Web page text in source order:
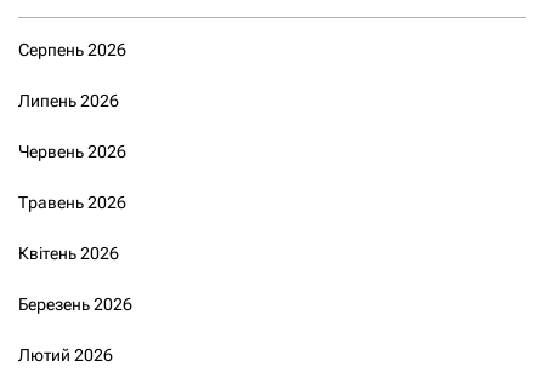
Серпень 2026
Липень 2026
Червень 2026
Травень 2026
Квітень 2026
Березень 2026
Лютий 2026